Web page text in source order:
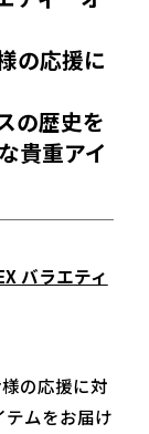
の応援に
の歴史を
貴重アイ
バラエティ
の応援に対
テムをお届け